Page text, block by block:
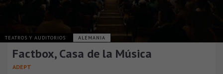
TEATROS Y AUDITORIOS ALEMANIA
Factbox, Casa de la Música
ADEPT